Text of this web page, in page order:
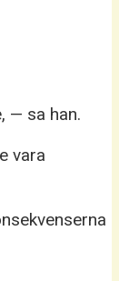
— sa han.
vara